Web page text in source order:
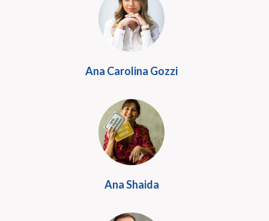
Ana Carolina Gozzi
Ana Shaida